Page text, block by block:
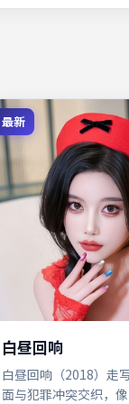
最新
白昼回响
白昼回响（2018）走
面与犯罪冲突交织，